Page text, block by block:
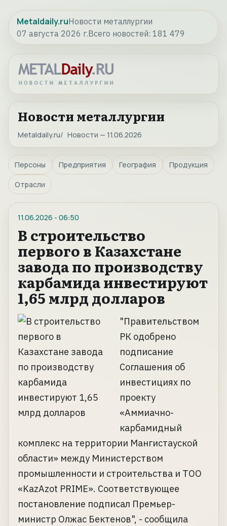
Metaldaily.ruНовости металлургии
07 августа 2026 г.Всего новостей: 181 479
Новости металлургии
Metaldaily.ru Новости — 11.06.2026
Персоны Предприятия География Продукция
Отрасли
11.06.2026 - 06:50
В строительство
первого в Казахстане
завода по производству
карбамида инвестируют
1,65 млрд долларов
"Правительством
РК одобрено
подписание
Соглашения об
инвестициях по
проекту
«Аммиачно-
карбамидный
комплекс на территории Мангистауской
области» между Министерством
промышленности и строительства и ТОО
«KazAzot PRIME». Соответствующее
постановление подписал Премьер-
министр Олжас Бектенов", - сообщила